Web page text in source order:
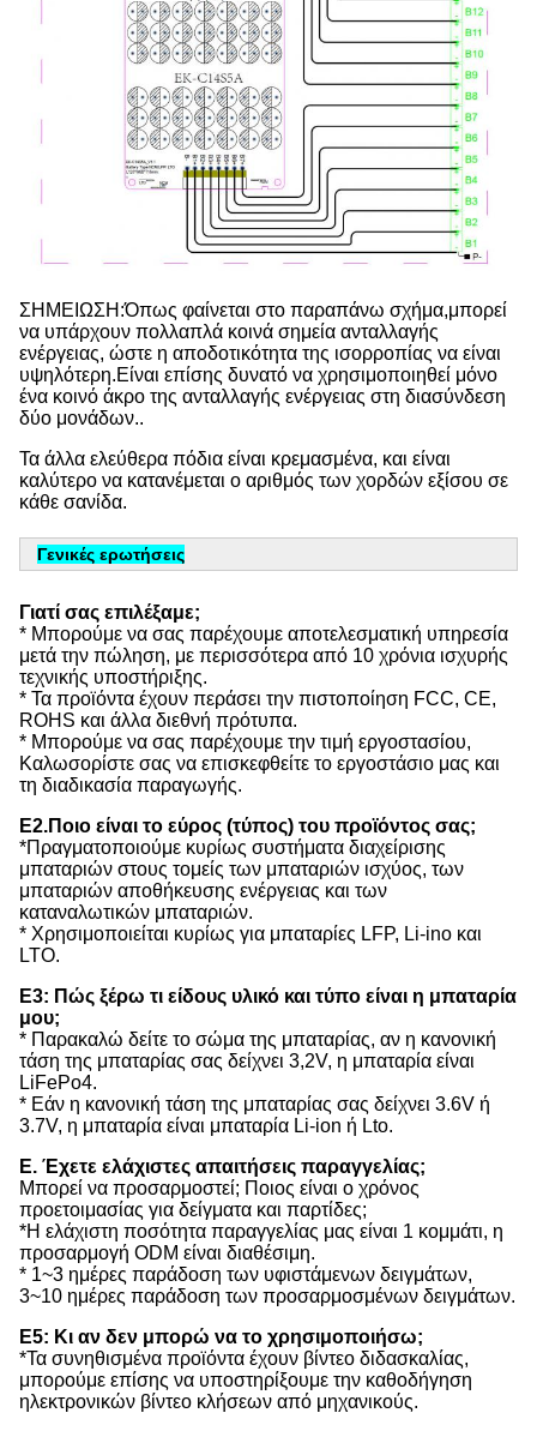
ΣΗΜΕΙΩΣΗ:Όπως φαίνεται στο παραπάνω σχήμα,μπορεί
να υπάρχουν πολλαπλά κοινά σημεία ανταλλαγής
ενέργειας, ώστε η αποδοτικότητα της ισορροπίας να είναι
υψηλότερη.Είναι επίσης δυνατό να χρησιμοποιηθεί μόνο
ένα κοινό άκρο της ανταλλαγής ενέργειας στη διασύνδεση
δύο μονάδων..
Τα άλλα ελεύθερα πόδια είναι κρεμασμένα, και είναι
καλύτερο να κατανέμεται ο αριθμός των χορδών εξίσου σε
κάθε σανίδα.
Γενικές ερωτήσεις
Γιατί σας επιλέξαμε;
* Μπορούμε να σας παρέχουμε αποτελεσματική υπηρεσία
μετά την πώληση, με περισσότερα από 10 χρόνια ισχυρής
τεχνικής υποστήριξης.
* Τα προϊόντα έχουν περάσει την πιστοποίηση FCC, CE,
ROHS και άλλα διεθνή πρότυπα.
* Μπορούμε να σας παρέχουμε την τιμή εργοστασίου,
Καλωσορίστε σας να επισκεφθείτε το εργοστάσιο μας και
τη διαδικασία παραγωγής.
Ε2.Ποιο είναι το εύρος (τύπος) του προϊόντος σας;
*Πραγματοποιούμε κυρίως συστήματα διαχείρισης
μπαταριών στους τομείς των μπαταριών ισχύος, των
μπαταριών αποθήκευσης ενέργειας και των
καταναλωτικών μπαταριών.
* Χρησιμοποιείται κυρίως για μπαταρίες LFP, Li-ino και
LTO.
Ε3: Πώς ξέρω τι είδους υλικό και τύπο είναι η μπαταρία
μου;
* Παρακαλώ δείτε το σώμα της μπαταρίας, αν η κανονική
τάση της μπαταρίας σας δείχνει 3,2V, η μπαταρία είναι
LiFePo4.
* Εάν η κανονική τάση της μπαταρίας σας δείχνει 3.6V ή
3.7V, η μπαταρία είναι μπαταρία Li-ion ή Lto.
Ε. Έχετε ελάχιστες απαιτήσεις παραγγελίας;
Μπορεί να προσαρμοστεί; Ποιος είναι ο χρόνος
προετοιμασίας για δείγματα και παρτίδες;
*Η ελάχιστη ποσότητα παραγγελίας μας είναι 1 κομμάτι, η
προσαρμογή ODM είναι διαθέσιμη.
* 1~3 ημέρες παράδοση των υφιστάμενων δειγμάτων,
3~10 ημέρες παράδοση των προσαρμοσμένων δειγμάτων.
Ε5: Κι αν δεν μπορώ να το χρησιμοποιήσω;
*Τα συνηθισμένα προϊόντα έχουν βίντεο διδασκαλίας,
μπορούμε επίσης να υποστηρίξουμε την καθοδήγηση
ηλεκτρονικών βίντεο κλήσεων από μηχανικούς.